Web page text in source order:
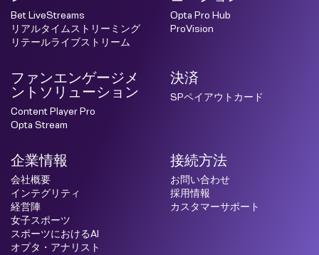
Bet LiveStreams
リアルタイムストリーミング
リテールライブストリーム
Opta Pro Hub
ProVision
ファンエンゲージメ
ントソリューション
Content Player Pro
Opta Stream
決済
SPペイアウトカード
企業情報
会社概要
インテグリティ
経営陣
女子スポーツ
スポーツにおけるAI
オプタ・アナリスト
接続方法
お問い合わせ
採用情報
カスタマーサポート